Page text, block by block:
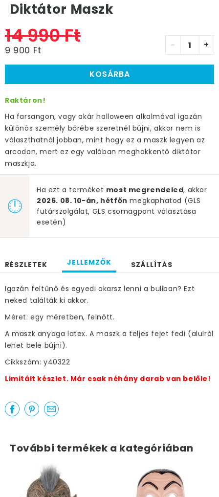
Diktátor Maszk
14 990 Ft
9 900 Ft - +
KOSÁRBA
Raktáron!
Ha farsangon, vagy akár halloween alkalmával igazán
különös személy bőrébe szeretnél bújni, akkor nem is
választhatnál jobban, mint hogy ez a maszk legyen az
arcodon, mert ez egy valóban meghökkentő diktátor
maszkja.
Ha ezt a terméket most megrendeled, akkor
2026. 08. 10-án, hétfőn megkaphatod (GLS
futárszolgálat, GLS csomagpont választása
esetén)
RÉSZLETEK JELLEMZŐK SZÁLLÍTÁS
Igazán feltűnő és egyedi akarsz lenni a buliban? Ezt
neked találták ki akkor.
Méret: egy méretben, felnőtt.
A maszk anyaga latex. A maszk a teljes fejet fedi (alulról
lehet bele bújni).
Cikkszám: y40322
Limitált készlet. Már csak néhány darab van belőle!
További termékek a kategóriában